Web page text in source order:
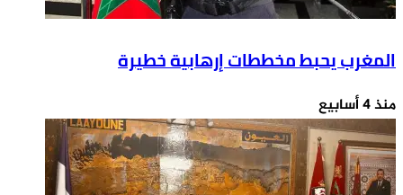
المغرب يحبط مخططات إرهابية خطيرة
منذ 4 أسابيع